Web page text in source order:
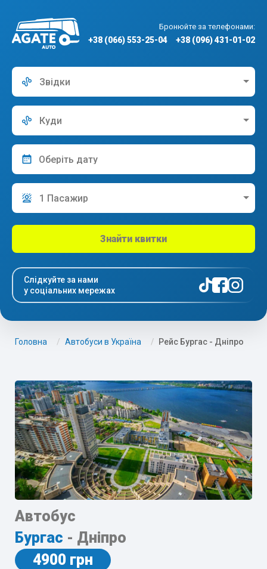
Бронюйте за телефонами:
+38 (066) 553-25-04 +38 (096) 431-01-02
Звідки
Куди
1 Пасажир
Знайти квитки
Слідкуйте за нами
у соціальних мережах
Головна Автобуси в Україна Рейс Бургас - Дніпро
Автобус
Бургас - Дніпро
4900 грн